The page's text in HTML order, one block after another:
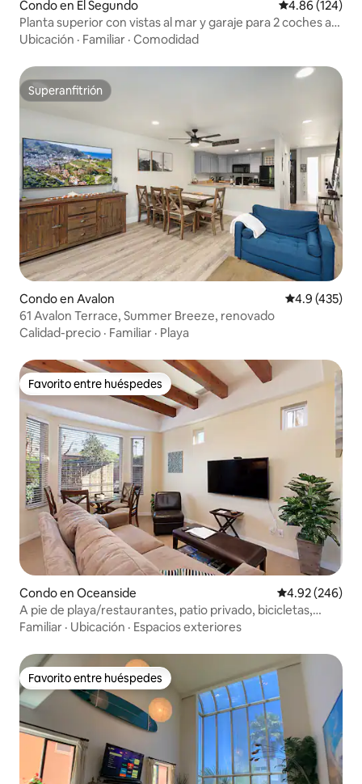
Condo en El Segundo Calificación
4.86 (124)
Planta superior con vistas al mar y garaje para 2 coches a
unos pasos de la arena
Ubicación · Familiar · Comodidad
Superanfitrión
Superanfitrión
Condo en Avalon Calificación
4.9 (435)
61 Avalon Terrace, Summer Breeze, renovado
Calidad-precio · Familiar · Playa
Favorito entre huéspedes
Favorito entre huéspedes
Condo en Oceanside Calificación
4.92 (246)
A pie de playa/restaurantes, patio privado, bicicletas,
garaje
Familiar · Ubicación · Espacios exteriores
Favorito entre huéspedes
Favorito entre huéspedes